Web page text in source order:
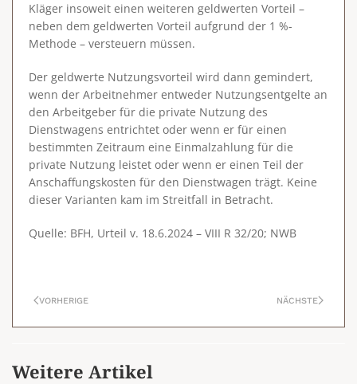
Kläger insoweit einen weiteren geldwerten Vorteil –
neben dem geldwerten Vorteil aufgrund der 1 %-
Methode – versteuern müssen.
Der geldwerte Nutzungsvorteil wird dann gemindert,
wenn der Arbeitnehmer entweder Nutzungsentgelte an
den Arbeitgeber für die private Nutzung des
Dienstwagens entrichtet oder wenn er für einen
bestimmten Zeitraum eine Einmalzahlung für die
private Nutzung leistet oder wenn er einen Teil der
Anschaffungskosten für den Dienstwagen trägt. Keine
dieser Varianten kam im Streitfall in Betracht.
Quelle: BFH, Urteil v. 18.6.2024 – VIII R 32/20; NWB
VORHERIGE NÄCHSTE
Weitere Artikel